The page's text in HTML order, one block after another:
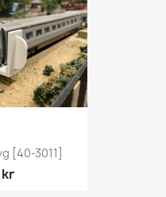
[40-3011]